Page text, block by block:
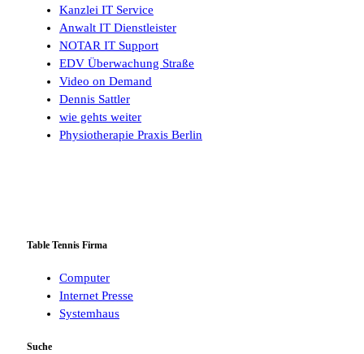
Kanzlei IT Service
Anwalt IT Dienstleister
NOTAR IT Support
EDV Überwachung Straße
Video on Demand
Dennis Sattler
wie gehts weiter
Physiotherapie Praxis Berlin
Table Tennis Firma
Computer
Internet Presse
Systemhaus
Suche